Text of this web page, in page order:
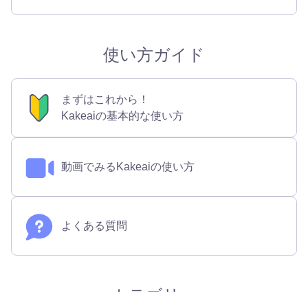
使い方ガイド
まずはこれから！
Kakeaiの基本的な使い方
動画でみるKakeaiの使い方
よくある質問